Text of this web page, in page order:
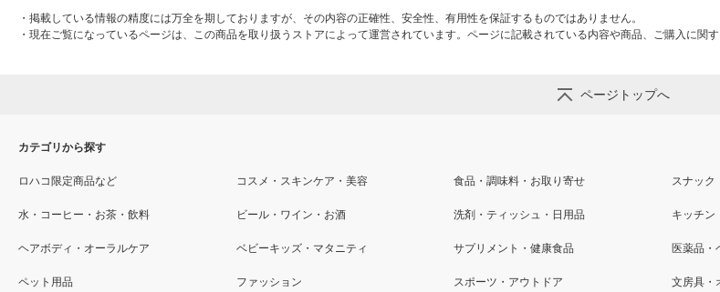
・ 掲載している情報の精度には万全を期しておりますが、その内容の正確性、安全性、有用性を保証するものではありません。
・ 現在ご覧になっているページは、この商品を取り扱うストアによって運営されています。ページに記載されている内容や商品、ご購入に関
ページトップへ
カテゴリから探す
ロハコ限定商品など コスメ・スキンケア・美容 食品・調味料・お取り寄せ スナック
水・コーヒー・お茶・飲料 ビール・ワイン・お酒 洗剤・ティッシュ・日用品 キッチン
ヘアボディ・オーラルケア ベビーキッズ・マタニティ サプリメント・健康食品 医薬品・
ペット用品 ファッション スポーツ・アウトドア 文房具・